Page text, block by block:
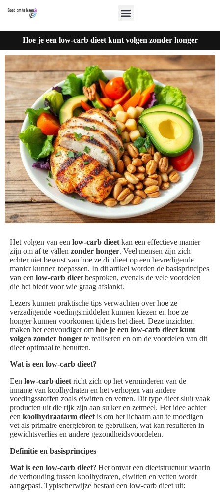
Hoe je een low-carb dieet kunt volgen zonder honger
Het volgen van een low-carb dieet kan een effectieve manier
zijn om af te vallen zonder honger. Veel mensen zijn zich
echter niet bewust van hoe ze dit dieet op een bevredigende
manier kunnen toepassen. In dit artikel worden de basisprincipes
van een low-carb dieet besproken, evenals de vele voordelen
die het biedt voor wie graag afslankt.
Lezers kunnen praktische tips verwachten over hoe ze
verzadigende voedingsmiddelen kunnen kiezen en hoe ze
honger kunnen voorkomen tijdens het dieet. Deze inzichten
maken het eenvoudiger om hoe je een low-carb dieet kunt
volgen zonder honger te realiseren en om de voordelen van dit
dieet optimaal te benutten.
Wat is een low-carb dieet?
Een low-carb dieet richt zich op het verminderen van de
inname van koolhydraten en het verhogen van andere
voedingsstoffen zoals eiwitten en vetten. Dit type dieet sluit vaak
producten uit die rijk zijn aan suiker en zetmeel. Het idee achter
een koolhydraatarm dieet is om het lichaam aan te moedigen
vet als primaire energiebron te gebruiken, wat kan resulteren in
gewichtsverlies en andere gezondheidsvoordelen.
Definitie en basisprincipes
Wat is een low-carb dieet? Het omvat een dieetstructuur waarin
de verhouding tussen koolhydraten, eiwitten en vetten wordt
aangepast. Typischerwijze bestaat een low-carb dieet uit: